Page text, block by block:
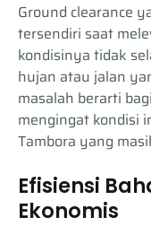
Ground clearance
tersendiri saat
kondisinya tidak
hujan atau jalan
masalah berarti
mengingat kondisi
Tambora yang
Efisiensi
Ekonomis